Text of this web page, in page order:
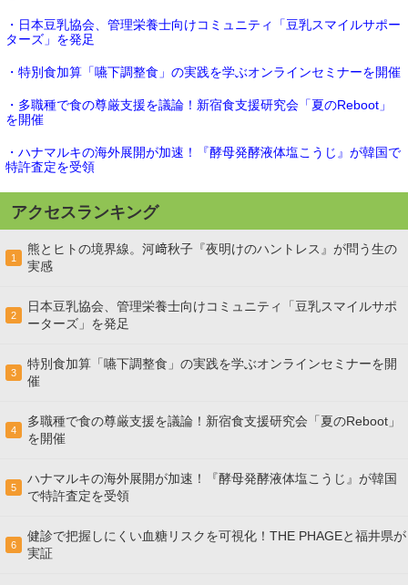
・日本豆乳協会、管理栄養士向けコミュニティ「豆乳スマイルサポー
ターズ」を発足
・特別食加算「嚥下調整食」の実践を学ぶオンラインセミナーを開催
・多職種で食の尊厳支援を議論！新宿食支援研究会「夏のReboot」
を開催
・ハナマルキの海外展開が加速！『酵母発酵液体塩こうじ』が韓国で
特許査定を受領
アクセスランキング
1
熊とヒトの境界線。河﨑秋子『夜明けのハントレス』が問う生の
実感
2
日本豆乳協会、管理栄養士向けコミュニティ「豆乳スマイルサポ
ーターズ」を発足
3
特別食加算「嚥下調整食」の実践を学ぶオンラインセミナーを開
催
4
多職種で食の尊厳支援を議論！新宿食支援研究会「夏のReboot」
を開催
5
ハナマルキの海外展開が加速！『酵母発酵液体塩こうじ』が韓国
で特許査定を受領
6
健診で把握しにくい血糖リスクを可視化！THE PHAGEと福井県が
実証